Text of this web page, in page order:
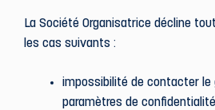
La Société Organisatrice décline
les cas suivants :
impossibilité de contacter le
paramètres de